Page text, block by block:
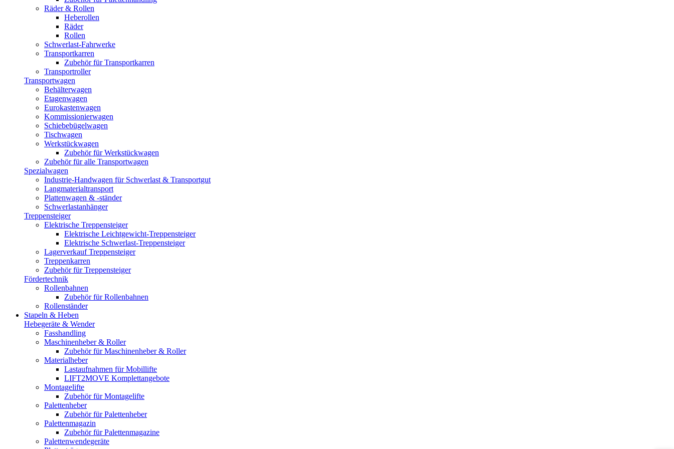
Räder & Rollen
Heberollen
Räder
Rollen
Schwerlast-Fahrwerke
Transportkarren
Zubehör für Transportkarren
Transportroller
Transportwagen
Behälterwagen
Etagenwagen
Eurokastenwagen
Kommissionierwagen
Schiebebügelwagen
Tischwagen
Werkstückwagen
Zubehör für Werkstückwagen
Zubehör für alle Transportwagen
Spezialwagen
Industrie-Handwagen für Schwerlast & Transportgut
Langmaterialtransport
Plattenwagen & -ständer
Schwerlastanhänger
Treppensteiger
Elektrische Treppensteiger
Elektrische Leichtgewicht-Treppensteiger
Elektrische Schwerlast-Treppensteiger
Lagerverkauf Treppensteiger
Treppenkarren
Zubehör für Treppensteiger
Fördertechnik
Rollenbahnen
Zubehör für Rollenbahnen
Rollenständer
Stapeln & Heben
Hebegeräte & Wender
Fasshandling
Maschinenheber & Roller
Zubehör für Maschinenheber & Roller
Materialheber
Lastaufnahmen für Mobillifte
LIFT2MOVE Komplettangebote
Montagelifte
Zubehör für Montagelifte
Palettenheber
Zubehör für Palettenheber
Palettenmagazin
Zubehör für Palettenmagazine
Palettenwendegeräte